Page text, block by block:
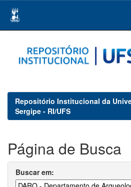
navigation
Repositório Institucional da
Sergipe - RI/UFS
Página de Busca
Buscar em: